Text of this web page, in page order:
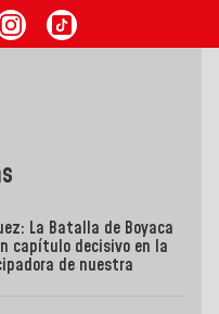
La Batalla de Boyaca
capítulo decisivo en la
de nuestra